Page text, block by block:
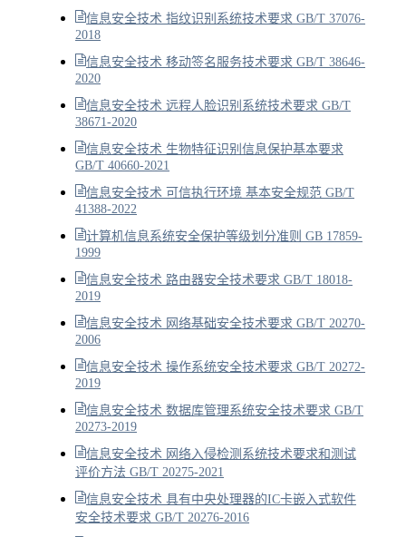
信息安全技术 指纹识别系统技术要求 GB/T 37076-
2018
信息安全技术 移动签名服务技术要求 GB/T 38646-
2020
信息安全技术 远程人脸识别系统技术要求 GB/T
38671-2020
信息安全技术 生物特征识别信息保护基本要求
GB/T 40660-2021
信息安全技术 可信执行环境 基本安全规范 GB/T
41388-2022
计算机信息系统安全保护等级划分准则 GB 17859-
1999
信息安全技术 路由器安全技术要求 GB/T 18018-
2019
信息安全技术 网络基础安全技术要求 GB/T 20270-
2006
信息安全技术 操作系统安全技术要求 GB/T 20272-
2019
信息安全技术 数据库管理系统安全技术要求 GB/T
20273-2019
信息安全技术 网络入侵检测系统技术要求和测试
评价方法 GB/T 20275-2021
信息安全技术 具有中央处理器的IC卡嵌入式软件
安全技术要求 GB/T 20276-2016